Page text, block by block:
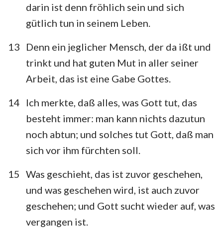
1 2 3 4 5 6
7
8
9 10
darin ist denn fröhlich sein und sich
gütlich tun in seinem Leben.
13
Denn ein jeglicher Mensch, der da ißt und
trinkt und hat guten Mut in aller seiner
Arbeit, das ist eine Gabe Gottes.
14
Ich merkte, daß alles, was Gott tut, das
besteht immer: man kann nichts dazutun
noch abtun; und solches tut Gott, daß man
sich vor ihm fürchten soll.
15 Was geschieht, das ist zuvor geschehen,
und was geschehen wird, ist auch zuvor
geschehen; und Gott sucht wieder auf, was
vergangen ist.